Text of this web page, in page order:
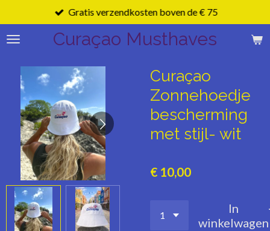
direct
naar
Curaçao Musthaves
Gratis verzendkosten boven de € 75
Curaçao
Zonnehoedje
bescherming
met stijl- wit
€ 10,00
In
winkelwagen